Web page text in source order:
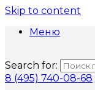
Skip to content
Меню
Search for:
8 (495) 740-08-68